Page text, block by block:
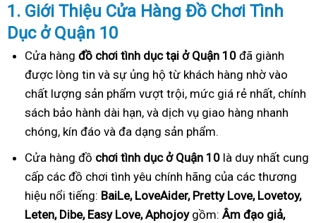
1. Giới Thiệu Cửa Hàng Đồ Chơi Tình
Dục ở Quận 10
Cửa hàng đồ chơi tình dục tại ở Quận 10 đã giành
được lòng tin và sự ủng hộ từ khách hàng nhờ vào
chất lượng sản phẩm vượt trội, mức giá rẻ nhất, chính
sách bảo hành dài hạn, và dịch vụ giao hàng nhanh
chóng, kín đáo và đa dạng sản phẩm.
Cửa hàng đồ chơi tình dục ở Quận 10 là duy nhất cung
cấp các đồ chơi tình yêu chính hãng của các thương
hiệu nổi tiếng: BaiLe, LoveAider, Pretty Love, Lovetoy,
Leten, Dibe, Easy Love, Aphojoygồm: Âm đạo giả,